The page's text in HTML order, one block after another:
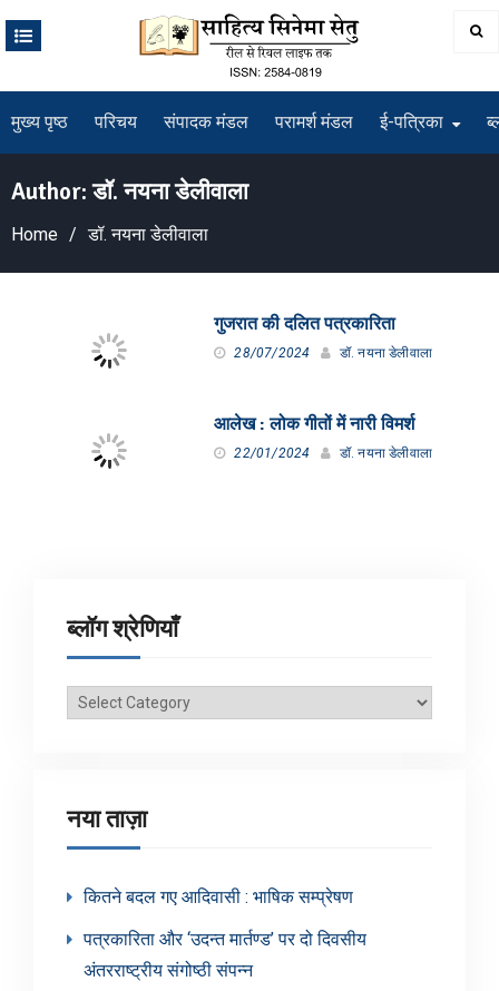
मुख्य पृष्ठ परिचय संपादक मंडल परामर्श मंडल ई-पत्रिका
Author:डॉ. नयना डेलीवाला
Home डॉ. नयना डेलीवाला
गुजरात की दलित पत्रकारिता
28/07/2024 डॉ. नयना डेलीवाला
आलेख : लोक गीतों में नारी विमर्श
22/01/2024 डॉ. नयना डेलीवाला
ब्लॉग श्रेणियाँ
ब्लॉग
नया ताज़ा
कितने बदल गए आदिवासी : भाषिक सम्प्रेषण
पत्रकारिता और ‘उदन्त मार्तण्ड’ पर दो दिवसीय
अंतरराष्ट्रीय संगोष्ठी संपन्न